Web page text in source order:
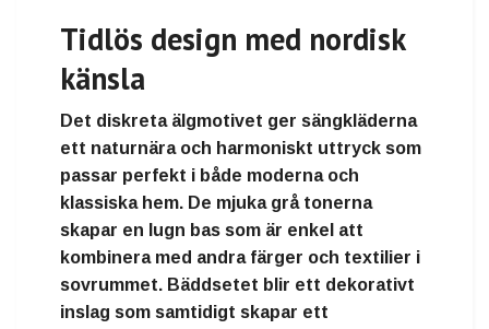
Tidlös design med nordisk
känsla
Det diskreta älgmotivet ger sängkläderna
ett naturnära och harmoniskt uttryck som
passar perfekt i både moderna och
klassiska hem. De mjuka grå tonerna
skapar en lugn bas som är enkel att
kombinera med andra färger och textilier i
sovrummet. Bäddsetet blir ett dekorativt
inslag som samtidigt skapar ett